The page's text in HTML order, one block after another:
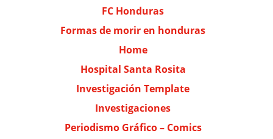
FC Honduras
Formas de morir en honduras
Home
Hospital Santa Rosita
Investigación Template
Investigaciones
Periodismo Gráfico – Comics